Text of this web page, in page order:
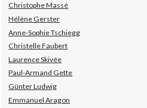
Christophe Massé
Hélène Gerster
Anne-Sophie Tschiegg
Christelle Faubert
Laurence Skivée
Paul-Armand Gette
Günter Ludwig
Emmanuel Aragon